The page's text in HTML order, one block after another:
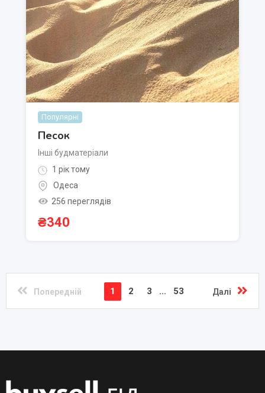
Популярні
Песок
Інші будматеріали
1 рік тому
Одеса
256 переглядів
₴340
Попередній 1 2 3 ... 53 Далі